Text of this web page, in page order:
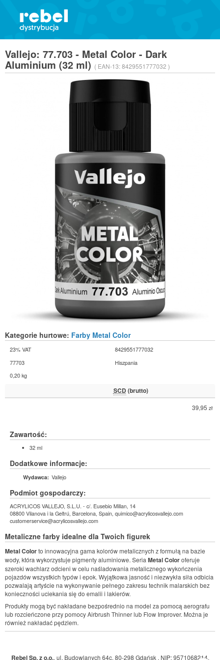
Vallejo: 77.703 - Metal Color - Dark
Aluminium (32 ml) ( EAN-13:8429551777032 )
Kategorie hurtowe: Farby Metal Color
23% VAT
8429551777032
77703
Hiszpania
0,20 kg
SCD (brutto)
39,95 zł
Zawartość:
32 ml
Dodatkowe informacje:
Wydawca: Vallejo
Podmiot gospodarczy:
ACRYLICOS VALLEJO, S.L.U. - c/. Eusebio Millan, 14
08800 Vilanova i la Geltrú, Barcelona, Spain, quimico@acrylicosvallejo.com
customerservice@acrylicosvallejo.com
Metaliczne farby idealne dla Twoich figurek
Metal Colorto innowacyjna gama kolorów metalicznych z formułą na bazie
wody, która wykorzystuje pigmenty aluminiowe. Seria Metal Coloroferuje
szeroki wachlarz odcieni w celu naśladowania metalicznego wykończenia
pojazdów wszystkich typów i epok. Wyjątkowa jasność i niezwykła siła odbicia
pozwalają artyście na wykonywanie pełnego zakresu technik malarskich bez
konieczności uciekania się do emalii i lakierów.
Produkty mogą być nakładane bezpośrednio na model za pomocą aerografu
lub rozcieńczone przy pomocy Airbrush Thinner lub Flow Improver. Można je
również nakładać pędzlem.
Rebel Sp. z o.o., ul. Budowlanych 64c, 80-298 Gdańsk, NIP: 9571068214,